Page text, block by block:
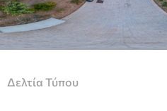
Δελτία Τύπου